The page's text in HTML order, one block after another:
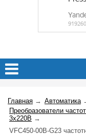
Главная → Автоматика
Преобразователи
3х220В →
VFC450-00B-G23